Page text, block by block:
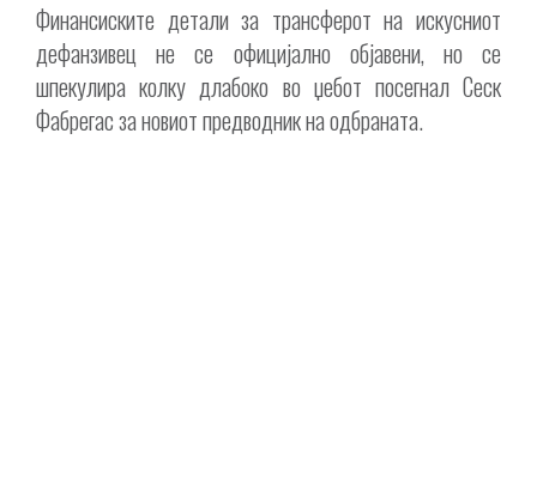
Финансиските детали за трансферот на искусниот
дефанзивец не се официјално објавени, но се
шпекулира колку длабоко во џебот посегнал Сеск
Фабрегас за новиот предводник на одбраната.